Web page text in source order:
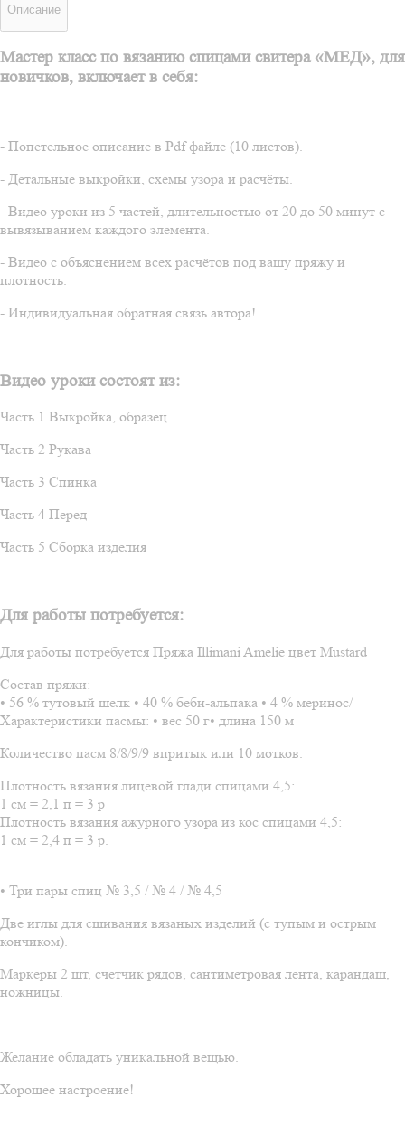
Описание
Мастер класс по вязанию спицами свитера «МЕД», для
новичков, включает в себя:
- Попетельное описание в Pdf файле (10 листов).
- Детальные выкройки, схемы узора и расчёты.
- Видео уроки из 5 частей, длительностью от 20 до 50 минут с
вывязыванием каждого элемента.
- Видео с объяснением всех расчётов под вашу пряжу и
плотность.
- Индивидуальная обратная связь автора!
Видео уроки состоят из:
Часть 1 Выкройка, образец
Часть 2 Рукава
Часть 3 Спинка
Часть 4 Перед
Часть 5 Сборка изделия
Для работы потребуется:
Для работы потребуется Пряжа Illimani Amelie цвет Mustard
Состав пряжи:
• 56 % тутовый шелк • 40 % беби-альпака • 4 % меринос/
Характеристики пасмы: • вес 50 г• длина 150 м
Количество пасм 8/8/9/9 впритык или 10 мотков.
Плотность вязания лицевой глади спицами 4,5:
1 см = 2,1 п = 3 р
Плотность вязания ажурного узора из кос спицами 4,5:
1 см = 2,4 п = 3 р.
• Три пары спиц № 3,5 / № 4 / № 4,5
Две иглы для сшивания вязаных изделий (с тупым и острым
кончиком).
Маркеры 2 шт, счетчик рядов, сантиметровая лента, карандаш,
ножницы.
Желание обладать уникальной вещью.
Хорошее настроение!